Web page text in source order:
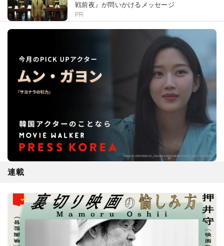
戦前夜』が問いかけるメッセージ
PR
連載